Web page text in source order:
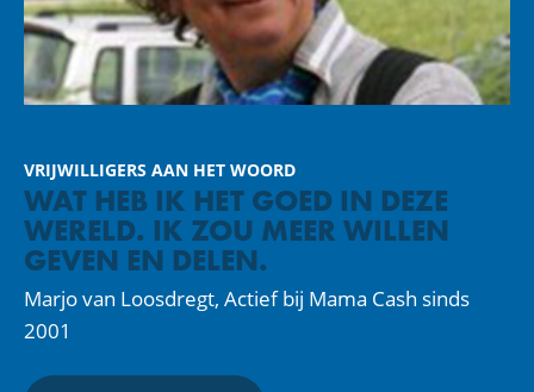
VRIJWILLIGERS AAN HET WOORD
WAT HEB IK HET GOED IN DEZE
WERELD. IK ZOU MEER WILLEN
GEVEN EN DELEN.
Marjo van Loosdregt, Actief bij Mama Cash sinds
2001